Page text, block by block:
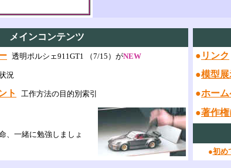
メインコンテンツ
透明ポルシェ911GT1 （7/15）がNEW ● リンク
況 ●模型
ト 工作方法の目的別索引 ●ホー
、一緒に勉強しましょ
●著作
●初め